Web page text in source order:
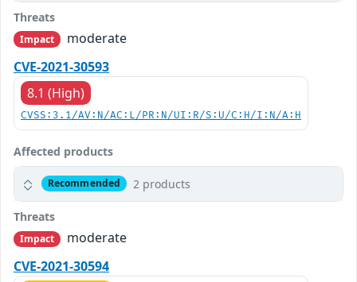
Threats
Impact
moderate
CVE-2021-30593
8.1 (High)
CVSS:3.1/AV:N/AC:L/PR:N/UI:R/S:U/C:H/I:N/A:H
Affected products
Recommended 2 products
Threats
Impact
moderate
CVE-2021-30594